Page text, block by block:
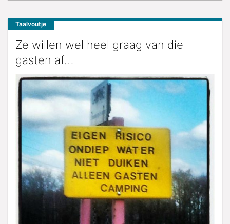
Taalvoutje
Ze willen wel heel graag van die
gasten af…